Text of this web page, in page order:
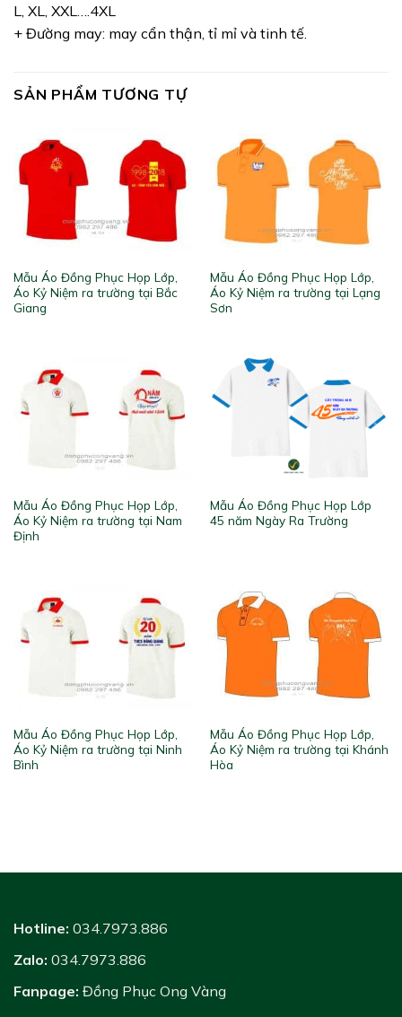
L, XL, XXL….4XL
+ Đường may: may cẩn thận, tỉ mỉ và tinh tế.
SẢN PHẨM TƯƠNG TỰ
Mẫu Áo Đồng Phục Họp Lớp,
Áo Kỷ Niệm ra trường tại Bắc
Giang
Mẫu Áo Đồng Phục Họp Lớp,
Áo Kỷ Niệm ra trường tại Lạng
Sơn
Mẫu Áo Đồng Phục Họp Lớp,
Áo Kỷ Niệm ra trường tại Nam
Định
Mẫu Áo Đồng Phục Họp Lớp
45 năm Ngày Ra Trường
Mẫu Áo Đồng Phục Họp Lớp,
Áo Kỷ Niệm ra trường tại Ninh
Bình
Mẫu Áo Đồng Phục Họp Lớp,
Áo Kỷ Niệm ra trường tại Khánh
Hòa
Hotline: 034.7973.886
Zalo: 034.7973.886
Fanpage: Đồng Phục Ong Vàng